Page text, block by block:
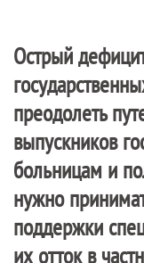
Острый
преодолеть
выпускников
больницам и
нужно
поддержки
их отток в